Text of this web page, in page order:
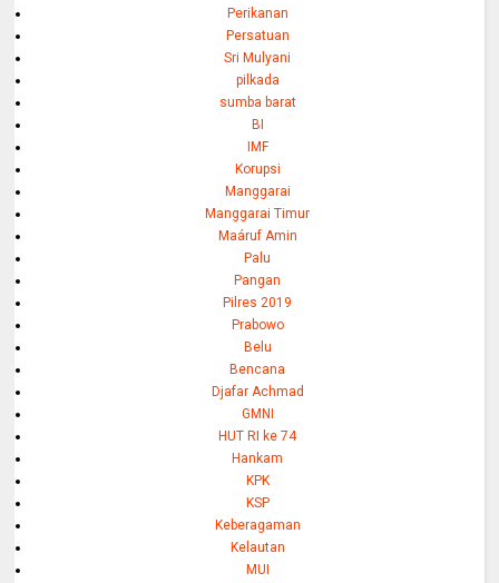
Perikanan
Persatuan
Sri Mulyani
pilkada
sumba barat
BI
IMF
Korupsi
Manggarai
Manggarai Timur
Maáruf Amin
Palu
Pangan
Pilres 2019
Prabowo
Belu
Bencana
Djafar Achmad
GMNI
HUT RI ke 74
Hankam
KPK
KSP
Keberagaman
Kelautan
MUI